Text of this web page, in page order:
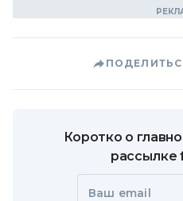
Коротко о
рассылке
Ваш email